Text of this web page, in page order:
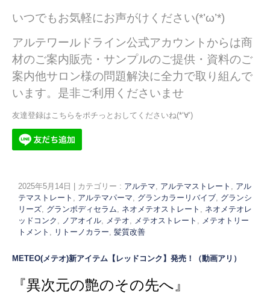
いつでもお気軽にお声がけください(*’ω’*)
アルテワールドライン公式アカウントからは商
材のご案内販売・サンプルのご提供・資料のご
案内他サロン様の問題解決に全力で取り組んで
います。 是非ご利用くださいませ
友達登録はこちらをポチっとおしてくださいね(*‘∀‘)
2025年5月14日 カテゴリー : アルテマ アルテマストレート
アル
テマストレート
アルテマパーマ グランカラーリバイブ グランシ
リーズ グランボディセラム ネオメテオストレート
ネオメテオレ
ッドコンク
ノアオイル メテオ メテオストレート
メテオトリー
トメント
リトーノカラー 髪質改善
METEO(メテオ)新アイテム【レッドコンク】発売！（動画アリ）
『異次元の艶のその先へ』